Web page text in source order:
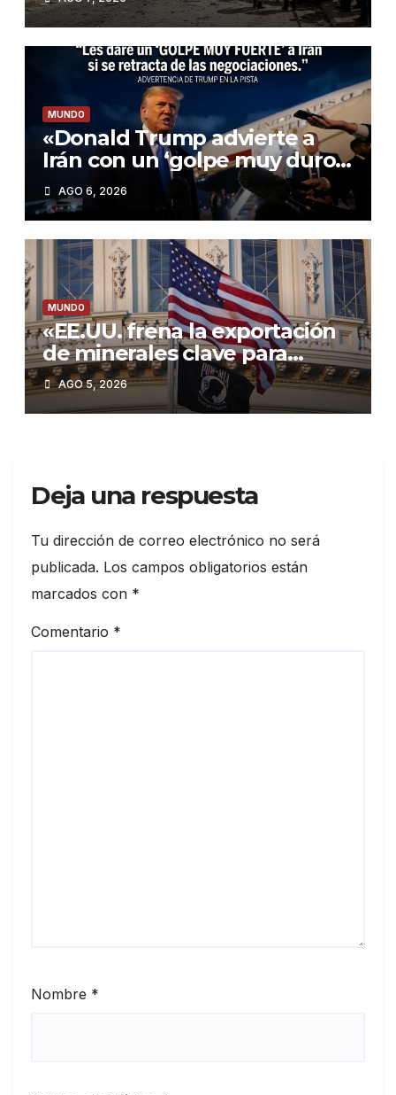
reivindicado cerca de
Damasco
MUNDO
«Donald Trump advierte a
Irán con un ‘golpe muy duro’
si incumple las negociaciones
nucleares»
AGO 6, 2026
MUNDO
«EE.UU. frena la exportación
de minerales clave para
proteger su industria militar»
AGO 5, 2026
Deja una respuesta
Tu dirección de correo electrónico no será
publicada. Los campos obligatorios están
marcados con *
Comentario *
Nombre *